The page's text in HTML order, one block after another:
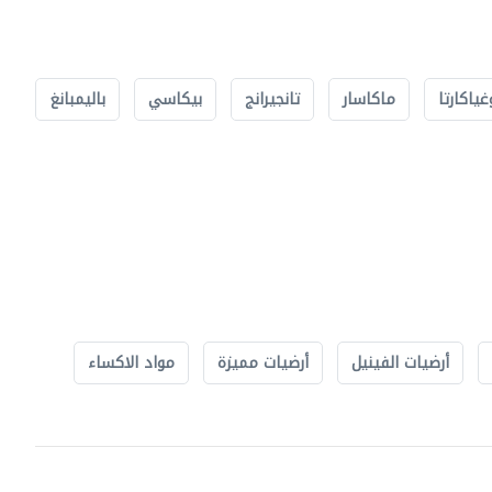
ماكاسار تانجيرانج بيكاسي باليمبانغ
أرضيات الفينيل أرضيات مميزة مواد الاكساء